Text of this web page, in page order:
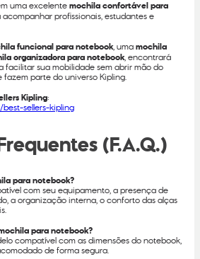
uma excelentemochila confortável para
profissionais, estudantes e
funcional para notebook, umamochila
organizadora para notebook, encontrará
facilitar sua mobilidade sem abrir mão do
parte do universo Kipling.
Kipling:
sellers-kipling
(F.A.Q.)
para notebook?
com seu equipamento, a presença de
a organização interna, o conforto das alças
para notebook?
compatível com as dimensões do notebook,
de forma segura.